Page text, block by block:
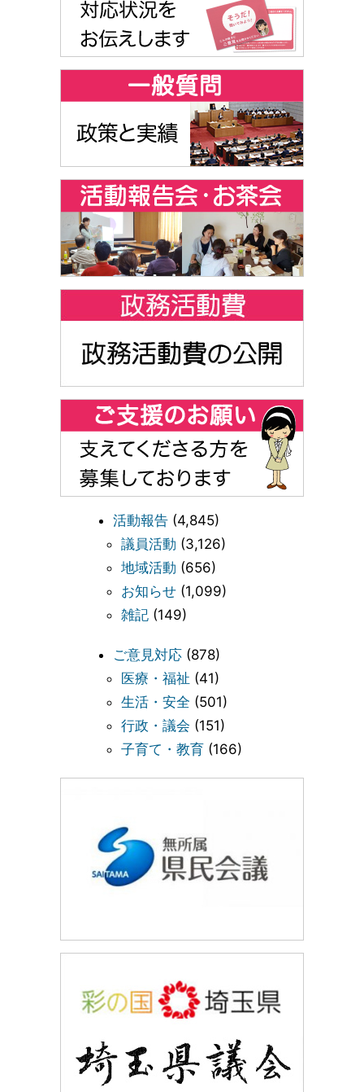
活動報告 (4,845)
議員活動 (3,126)
地域活動 (656)
お知らせ (1,099)
雑記 (149)
ご意見対応 (878)
医療・福祉 (41)
生活・安全 (501)
行政・議会 (151)
子育て・教育 (166)